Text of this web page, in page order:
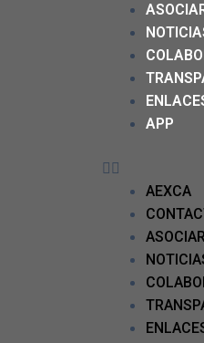
APP
AEXCA